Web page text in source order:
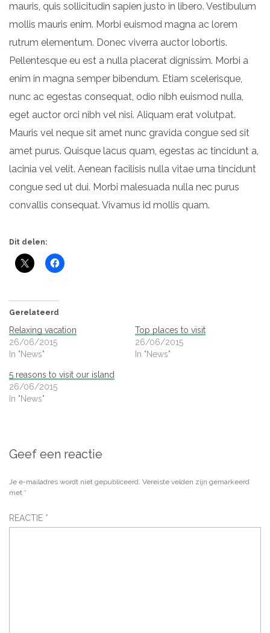
mauris, quis sollicitudin sapien justo in libero. Vestibulum
mollis mauris enim. Morbi euismod magna ac lorem
rutrum elementum. Donec viverra auctor lobortis.
Pellentesque eu est a nulla placerat dignissim. Morbi a
enim in magna semper bibendum. Etiam scelerisque,
nunc ac egestas consequat, odio nibh euismod nulla,
eget auctor orci nibh vel nisi. Aliquam erat volutpat.
Mauris vel neque sit amet nunc gravida congue sed sit
amet purus. Quisque lacus quam, egestas ac tincidunt a,
lacinia vel velit. Aenean facilisis nulla vitae urna tincidunt
congue sed ut dui. Morbi malesuada nulla nec purus
convallis consequat. Vivamus id mollis quam.
Dit delen:
Gerelateerd
Relaxing vacation
26/06/2015
In "News"
Top places to visit
26/06/2015
In "News"
5 reasons to visit our island
26/06/2015
In "News"
Geef een reactie
Je e-mailadres wordt niet gepubliceerd. Vereiste velden zijn gemarkeerd
met *
REACTIE *